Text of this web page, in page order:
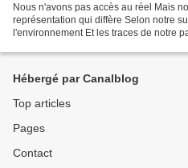
Nous n'avons pas accès au réel Mais
représentation qui diffère Selon notre
l'environnement Et les traces de notre
Hébergé par Canalblog
Top articles
Pages
Contact